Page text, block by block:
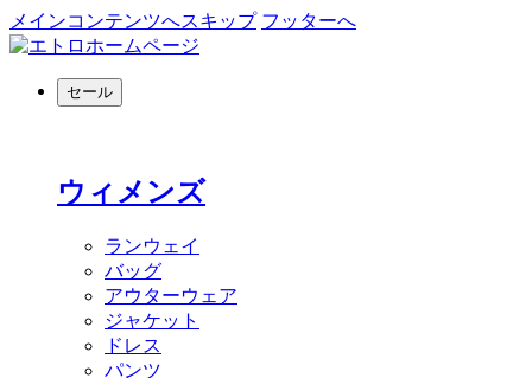
メインコンテンツへスキップ フッターへ
セール
ウィメンズ
ランウェイ
バッグ
アウターウェア
ジャケット
ドレス
パンツ